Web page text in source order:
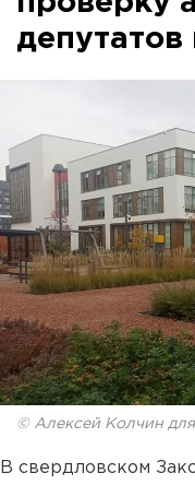
депутатов
© Алексей Колчин
В свердловском